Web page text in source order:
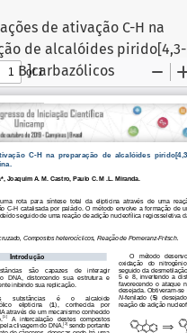
aos Detalhes do Artigo
de ativação C-H na
de alcalóides pirido[4,3-
B]carbazólicos